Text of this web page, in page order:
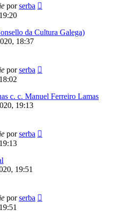
porserba
da Cultura Galega)
18:37
porserba
c. c. Manuel Ferreiro Lamas
19:13
porserba
19:51
porserba